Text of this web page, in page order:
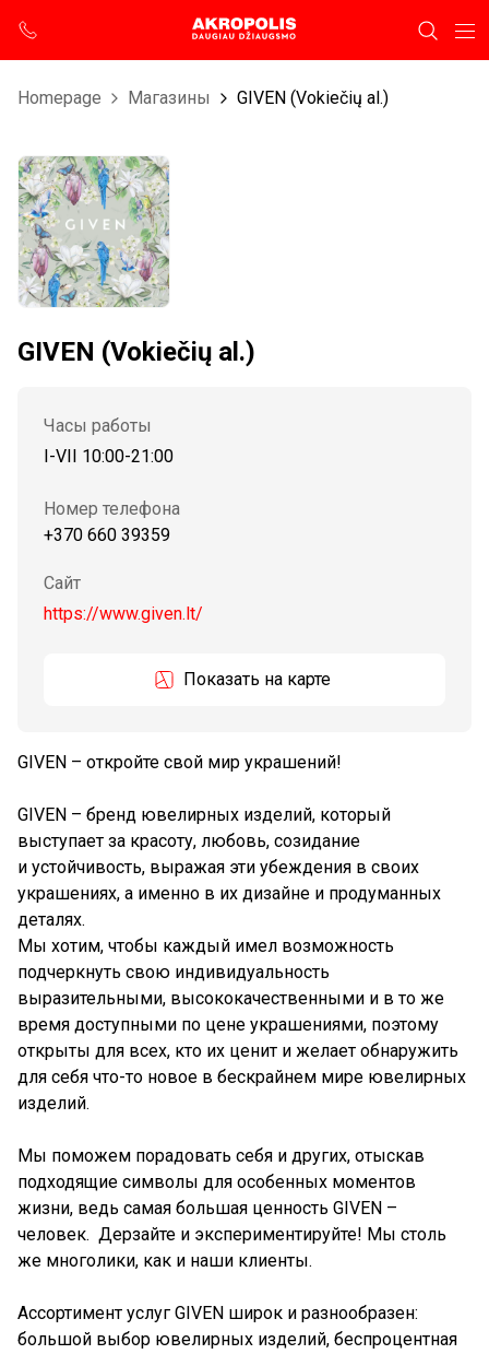
Homepage Магазины GIVEN (Vokiečių al.)
GIVEN (Vokiečių al.)
Часы работы
I-VII 10:00-21:00
Номер телефона
+370 660 39359
Сайт
https://www.given.lt/
Показать на карте
GIVEN – откройте свой мир украшений!
GIVEN – бренд ювелирных изделий, который
выступает за красоту, любовь, созидание
и устойчивость, выражая эти убеждения в своих
украшениях, а именно в их дизайне и продуманных
деталях.
Мы хотим, чтобы каждый имел возможность
подчеркнуть свою индивидуальность
выразительными, высококачественными и в то же
время доступными по цене украшениями, поэтому
открыты для всех, кто их ценит и желает обнаружить
для себя что-то новое в бескрайнем мире ювелирных
изделий.
Мы поможем порадовать себя и других, отыскав
подходящие символы для особенных моментов
жизни, ведь самая большая ценность GIVEN –
человек. Дерзайте и экспериментируйте! Мы столь
же многолики, как и наши клиенты.
Ассортимент услуг GIVEN широк и разнообразен:
большой выбор ювелирных изделий, беспроцентная